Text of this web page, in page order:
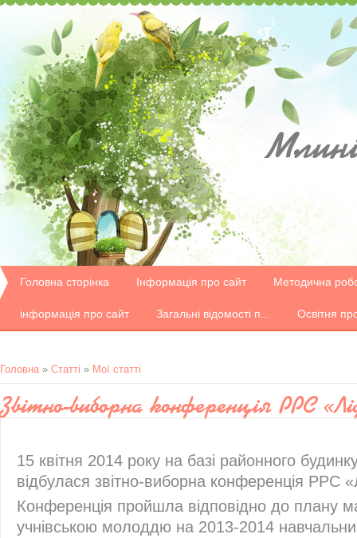
Головна сторінка Інформація про сайт Методична
інформація про сайт Загальні відомості п... Освітня
Головна» Статті » Мої статті
Звітно-виборна конференція РРС
15 квітня 2014 року на базі районного
відбулася звітно-виборна конференція РРС
Конференція пройшла відповідно до плану
учнівською молоддю на 2013-2014